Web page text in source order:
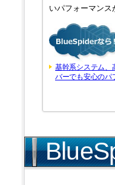
いパフォーマンス
基幹系システム、
バーでも安心のパ